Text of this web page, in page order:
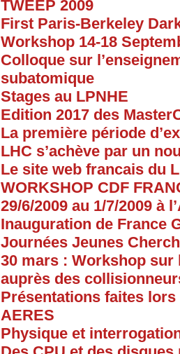
TWEEP 2009
First Paris-Berkeley
Workshop 14-18
Colloque sur
subatomique
Stages au LPNHE
Edition 2017 des
La première période
LHC s’achève par un
Le site web francais du
WORKSHOP CDF
29/6/2009 au 1/7/2009 à
Inauguration de France
Journées Jeunes
30 mars : Workshop
auprès des
Présentations faites
AERES
Physique et